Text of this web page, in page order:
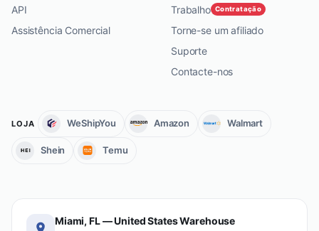
API
Assistência Comercial
Trabalho Contratação
Torne-se um afiliado
Suporte
Contacte-nos
LOJA WeShipYou Amazon Walmart
Shein Temu
Miami, FL — United States Warehouse